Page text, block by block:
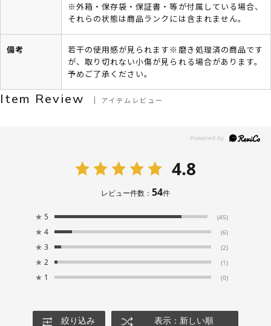
※外箱・保存袋・保証書・等が付属している場合、
それらの状態は商品ランクには含まれません。
備考
若干の使用感が見られます※磨き処理済の商品です
が、取り切れない小傷が見られる場合があります。
予めご了承ください。
Item Review アイテムレビュー
4.8
レビュー件数： 54件
★ 5 (45)
★ 4 (6)
★ 3 (2)
★ 2 (1)
★ 1 (0)
絞り込み 表示：新しい順